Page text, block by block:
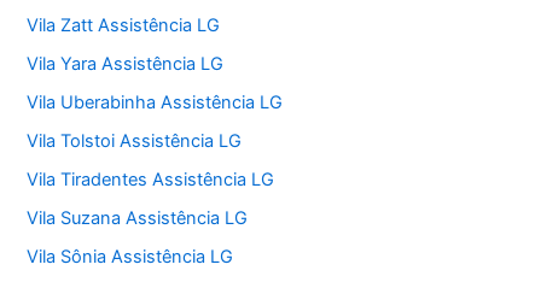
Vila Zatt Assistência LG
Vila Yara Assistência LG
Vila Uberabinha Assistência LG
Vila Tolstoi Assistência LG
Vila Tiradentes Assistência LG
Vila Suzana Assistência LG
Vila Sônia Assistência LG